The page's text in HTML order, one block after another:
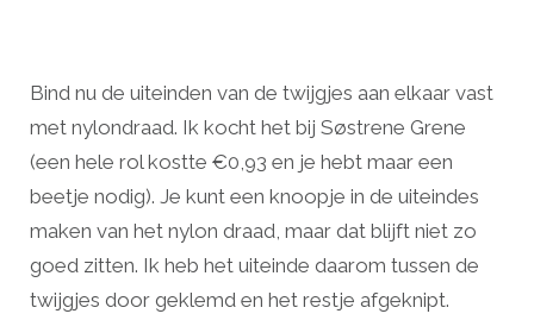
Bind nu de uiteinden van de twijgjes aan elkaar vast
met nylondraad. Ik kocht het bij Søstrene Grene
(een hele rol kostte €0,93 en je hebt maar een
beetje nodig). Je kunt een knoopje in de uiteindes
maken van het nylon draad, maar dat blijft niet zo
goed zitten. Ik heb het uiteinde daarom tussen de
twijgjes door geklemd en het restje afgeknipt.